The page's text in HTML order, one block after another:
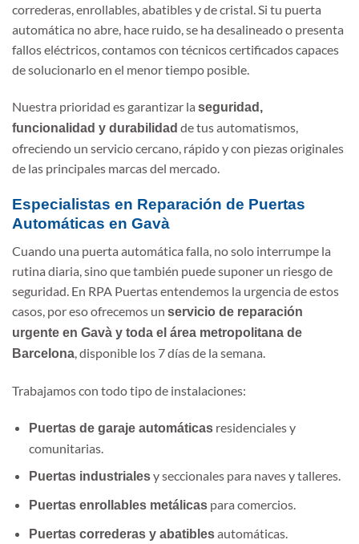
correderas, enrollables, abatibles y de cristal. Si tu puerta
automática no abre, hace ruido, se ha desalineado o presenta
fallos eléctricos, contamos con técnicos certificados capaces
de solucionarlo en el menor tiempo posible.
Nuestra prioridad es garantizar la seguridad,
funcionalidad y durabilidad de tus automatismos,
ofreciendo un servicio cercano, rápido y con piezas originales
de las principales marcas del mercado.
Especialistas en Reparación de Puertas
Automáticas en Gavà
Cuando una puerta automática falla, no solo interrumpe la
rutina diaria, sino que también puede suponer un riesgo de
seguridad. En RPA Puertas entendemos la urgencia de estos
casos, por eso ofrecemos un servicio de reparación
urgente en Gavà y toda el área metropolitana de
Barcelona, disponible los 7 días de la semana.
Trabajamos con todo tipo de instalaciones:
Puertas de garaje automáticasresidenciales y
comunitarias.
Puertas industrialesy seccionales para naves y talleres.
Puertas enrollables metálicaspara comercios.
Puertas correderas y abatiblesautomáticas.